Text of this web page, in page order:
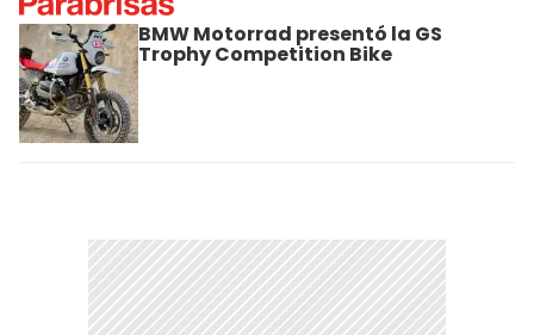
BMW Motorrad presentó la GS
Trophy Competition Bike